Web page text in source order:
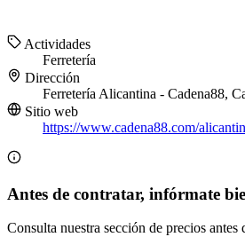
Actividades
Ferretería
Dirección
Ferretería Alicantina - Cadena88,
Sitio web
https://www.cadena88.com/
Antes de contratar, infórmate
Consulta nuestra sección de precios antes